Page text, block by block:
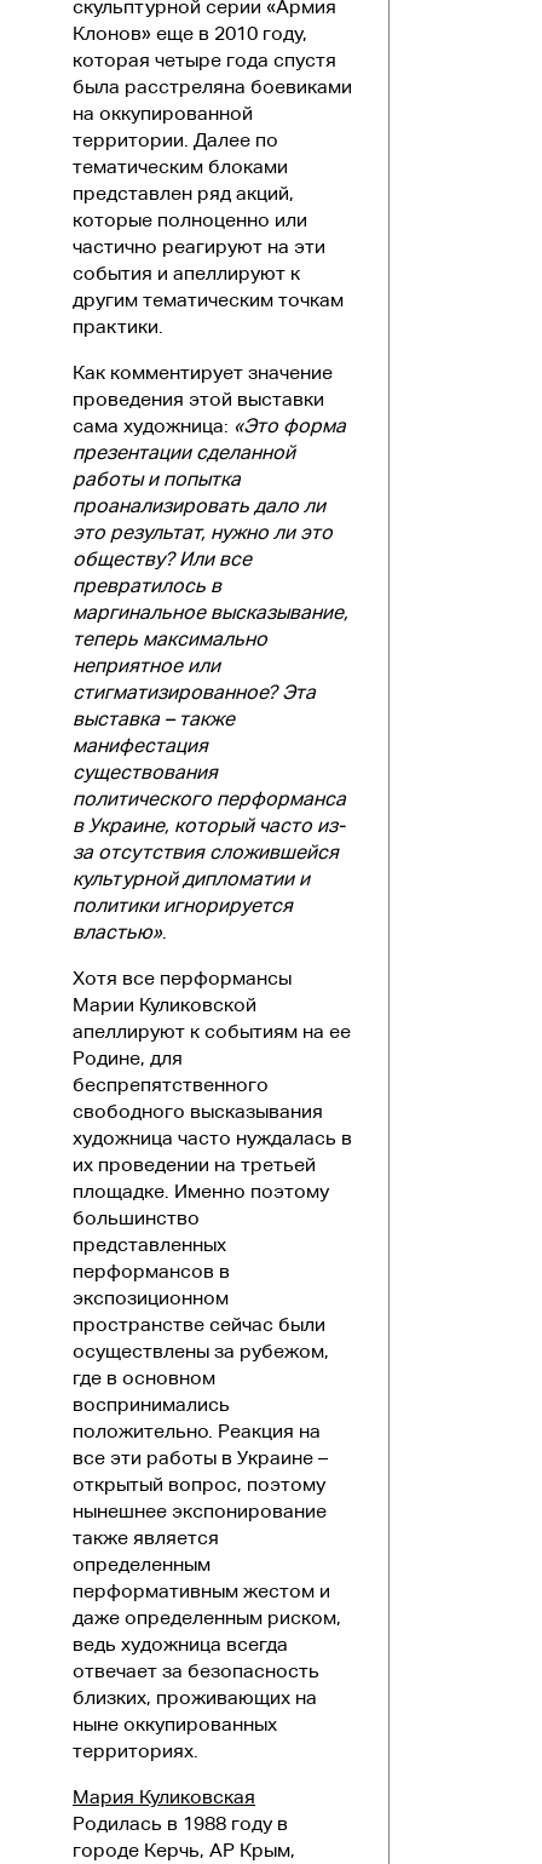
скульптурной серии «Армия
Клонов» еще в 2010 году,
которая четыре года спустя
была расстреляна боевиками
на оккупированной
территории. Далее по
тематическим блоками
представлен ряд акций,
которые полноценно или
частично реагируют на эти
события и апеллируют к
другим тематическим точкам
практики.
Как комментирует значение
проведения этой выставки
сама художница: «Это форма
презентации сделанной
работы и попытка
проанализировать дало ли
это результат, нужно ли это
обществу? Или все
превратилось в
маргинальное высказывание,
теперь максимально
неприятное или
стигматизированное? Эта
выставка – также
манифестация
существования
политического перформанса
в Украине, который часто из-
за отсутствия сложившейся
культурной дипломатии и
политики игнорируется
властью».
Хотя все перформансы
Марии Куликовской
апеллируют к событиям на ее
Родине, для
беспрепятственного
свободного высказывания
художница часто нуждалась в
их проведении на третьей
площадке. Именно поэтому
большинство
представленных
перформансов в
экспозиционном
пространстве сейчас были
осуществлены за рубежом,
где в основном
воспринимались
положительно. Реакция на
все эти работы в Украине –
открытый вопрос, поэтому
нынешнее экспонирование
также является
определенным
перформативным жестом и
даже определенным риском,
ведь художница всегда
отвечает за безопасность
близких, проживающих на
ныне оккупированных
территориях.
Мария Куликовская
Родилась в 1988 году в
городе Керчь, АР Крым,